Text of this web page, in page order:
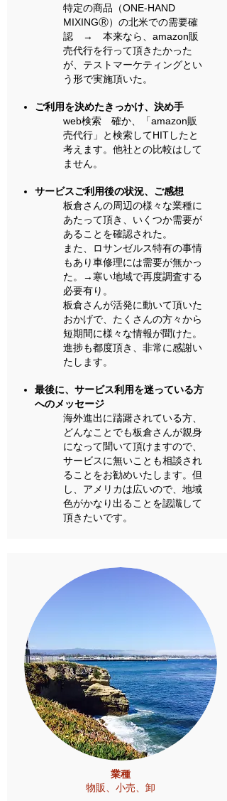
特定の商品（ONE-HAND
MIXINGⓇ）の北米での需要確
認 → 本来なら、amazon販
売代行を行って頂きたかった
が、テストマーケティングとい
う形で実施頂いた。
ご利用を決めたきっかけ、決め手
​web検索 確か、「amazon販
売代行」と検索してHITしたと
考えます。他社との比較はして
ません。
サービスご利用後の状況、ご感想
板倉さんの周辺の様々な業種に
あたって頂き、いくつか需要が
あることを確認された。
また、ロサンゼルス特有の事情
もあり車修理には需要が無かっ
た。→寒い地域で再度調査する
必要有り。
板倉さんが活発に動いて頂いた
おかげで、たくさんの方々から
短期間に様々な情報が聞けた。
進捗も都度頂き、非常に感謝い
たします。
最後に、サービス利用を迷っている方
へのメッセージ
海外進出に躊躇されている方、
どんなことでも板倉さんが親身
になって聞いて頂けますので、
サービスに無いことも相談され
ることをお勧めいたします。但
し、アメリカは広いので、地域
色がかなり出ることを認識して
頂きたいです。
業種
物販、小売、卸